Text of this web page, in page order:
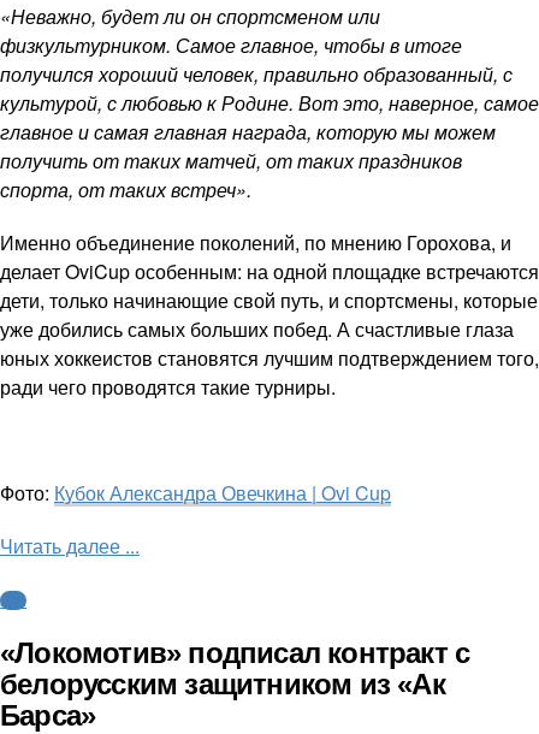
«Неважно, будет ли он спортсменом или
физкультурником. Самое главное, чтобы в итоге
получился хороший человек, правильно образованный, с
культурой, с любовью к Родине. Вот это, наверное, самое
главное и самая главная награда, которую мы можем
получить от таких матчей, от таких праздников
спорта, от таких встреч».
Именно объединение поколений, по мнению Горохова, и
делает OviCup особенным: на одной площадке встречаются
дети, только начинающие свой путь, и спортсмены, которые
уже добились самых больших побед. А счастливые глаза
юных хоккеистов становятся лучшим подтверждением того,
ради чего проводятся такие турниры.
Фото: Кубок Александра Овечкина | Ovi Cup
Читать далее ...
КХЛ
«Локомотив» подписал контракт с
белорусским защитником из «Ак
Барса»